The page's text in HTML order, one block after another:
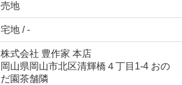
売地
宅地 / -
株式会社 豊作家 本店
岡山県岡山市北区清輝橋４丁目1-4 おの
だ園茶舗隣